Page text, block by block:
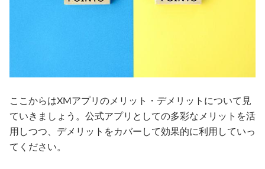
ここからはXMアプリのメリット・デメリットについて見
ていきましょう。公式アプリとしての多彩なメリットを活
用しつつ、デメリットをカバーして効果的に利用していっ
てください。